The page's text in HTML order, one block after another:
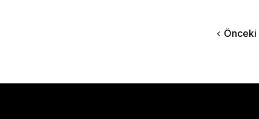
Önceki